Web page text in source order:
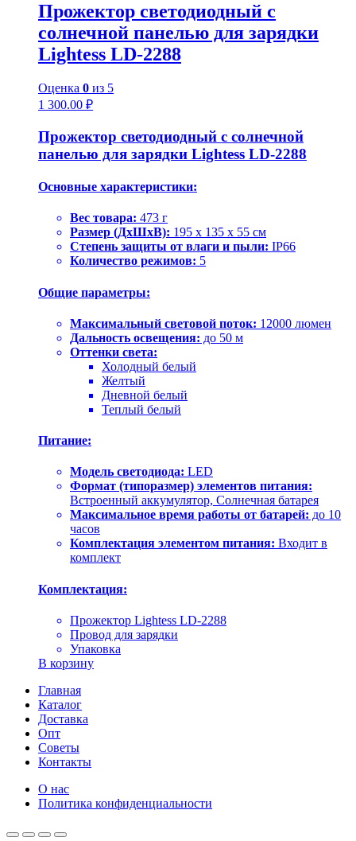
Прожектор светодиодный с
солнечной панелью для зарядки
Lightess LD-2288
Оценка 0 из 5
1 300.00 ₽
Прожектор светодиодный с солнечной
панелью для зарядки Lightess LD-2288
Основные характеристики:
Вес товара: 473 г
Размер (ДхШхВ): 195 x 135 x 55 см
Степень защиты от влаги и пыли: IP66
Количество режимов: 5
Общие параметры:
Максимальный световой поток: 12000 люмен
Дальность освещения: до 50 м
Оттенки света:
Холодный белый
Желтый
Дневной белый
Теплый белый
Питание:
Модель светодиода: LED
Формат (типоразмер) элементов питания:
Встроенный аккумулятор, Солнечная батарея
Максимальное время работы от батарей: до 10
часов
Комплектация элементом питания: Входит в
комплект
Комплектация:
Прожектор Lightess LD-2288
Провод для зарядки
Упаковка
В корзину
Главная
Каталог
Доставка
Опт
Советы
Контакты
О нас
Политика конфиденциальности